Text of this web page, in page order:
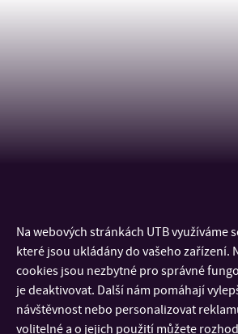
KONTAKT
DŮLEŽITÉ INFORMACE
Na webových stránkách UTB využíváme
které jsou ukládány do vašeho zařízení.
cookies jsou nezbytné pro správné
je deaktivovat. Další nám pomáhají
návštěvnost nebo personalizovat
volitelné a o jejich použití můžete